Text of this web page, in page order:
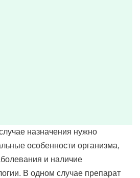
назначения нужно
особенности организма,
и наличие
В одном случае препарат